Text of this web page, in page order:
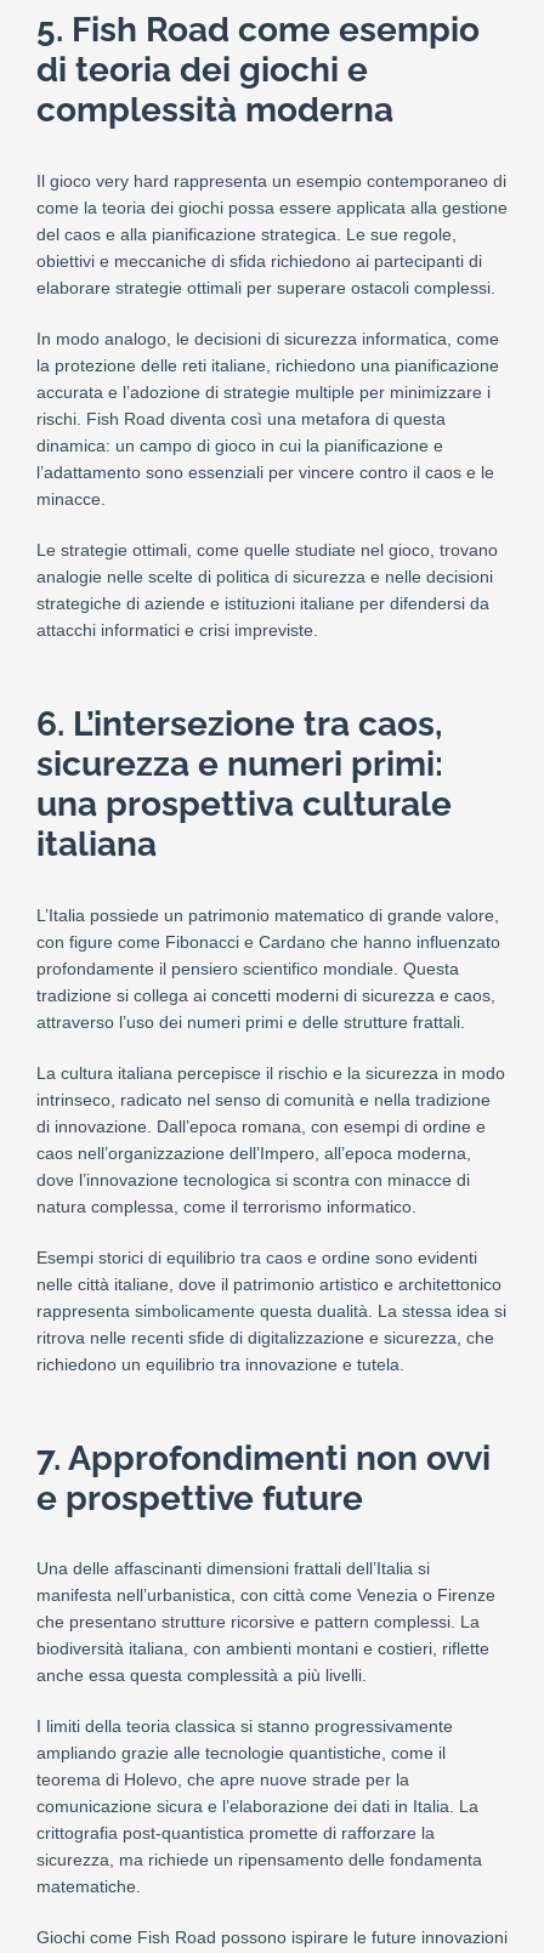
5. Fish Road come esempio
di teoria dei giochi e
complessità moderna
Il gioco very hard rappresenta un esempio contemporaneo di
come la teoria dei giochi possa essere applicata alla gestione
del caos e alla pianificazione strategica. Le sue regole,
obiettivi e meccaniche di sfida richiedono ai partecipanti di
elaborare strategie ottimali per superare ostacoli complessi.
In modo analogo, le decisioni di sicurezza informatica, come
la protezione delle reti italiane, richiedono una pianificazione
accurata e l’adozione di strategie multiple per minimizzare i
rischi. Fish Road diventa così una metafora di questa
dinamica: un campo di gioco in cui la pianificazione e
l’adattamento sono essenziali per vincere contro il caos e le
minacce.
Le strategie ottimali, come quelle studiate nel gioco, trovano
analogie nelle scelte di politica di sicurezza e nelle decisioni
strategiche di aziende e istituzioni italiane per difendersi da
attacchi informatici e crisi impreviste.
6. L’intersezione tra caos,
sicurezza e numeri primi:
una prospettiva culturale
italiana
L’Italia possiede un patrimonio matematico di grande valore,
con figure come Fibonacci e Cardano che hanno influenzato
profondamente il pensiero scientifico mondiale. Questa
tradizione si collega ai concetti moderni di sicurezza e caos,
attraverso l’uso dei numeri primi e delle strutture frattali.
La cultura italiana percepisce il rischio e la sicurezza in modo
intrinseco, radicato nel senso di comunità e nella tradizione
di innovazione. Dall’epoca romana, con esempi di ordine e
caos nell’organizzazione dell’Impero, all’epoca moderna,
dove l’innovazione tecnologica si scontra con minacce di
natura complessa, come il terrorismo informatico.
Esempi storici di equilibrio tra caos e ordine sono evidenti
nelle città italiane, dove il patrimonio artistico e architettonico
rappresenta simbolicamente questa dualità. La stessa idea si
ritrova nelle recenti sfide di digitalizzazione e sicurezza, che
richiedono un equilibrio tra innovazione e tutela.
7. Approfondimenti non ovvi
e prospettive future
Una delle affascinanti dimensioni frattali dell’Italia si
manifesta nell’urbanistica, con città come Venezia o Firenze
che presentano strutture ricorsive e pattern complessi. La
biodiversità italiana, con ambienti montani e costieri, riflette
anche essa questa complessità a più livelli.
I limiti della teoria classica si stanno progressivamente
ampliando grazie alle tecnologie quantistiche, come il
teorema di Holevo, che apre nuove strade per la
comunicazione sicura e l’elaborazione dei dati in Italia. La
crittografia post-quantistica promette di rafforzare la
sicurezza, ma richiede un ripensamento delle fondamenta
matematiche.
Giochi come Fish Road possono ispirare le future innovazioni